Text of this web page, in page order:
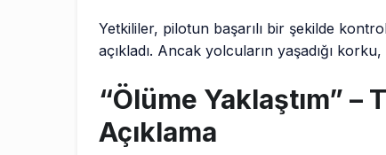
Yetkililer, pilotun başarılı bir şekilde
açıkladı. Ancak yolcuların yaşadığı
“Ölüme Yaklaştım” –
Açıklama